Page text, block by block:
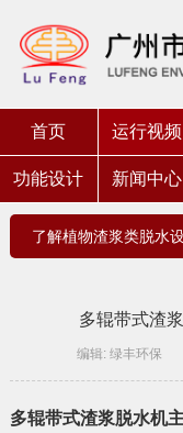
首页 运行视频
功能设计 新闻中心
了解植物渣浆类脱水
多辊带式渣
编辑: 绿丰环保
多辊带式渣浆脱水机